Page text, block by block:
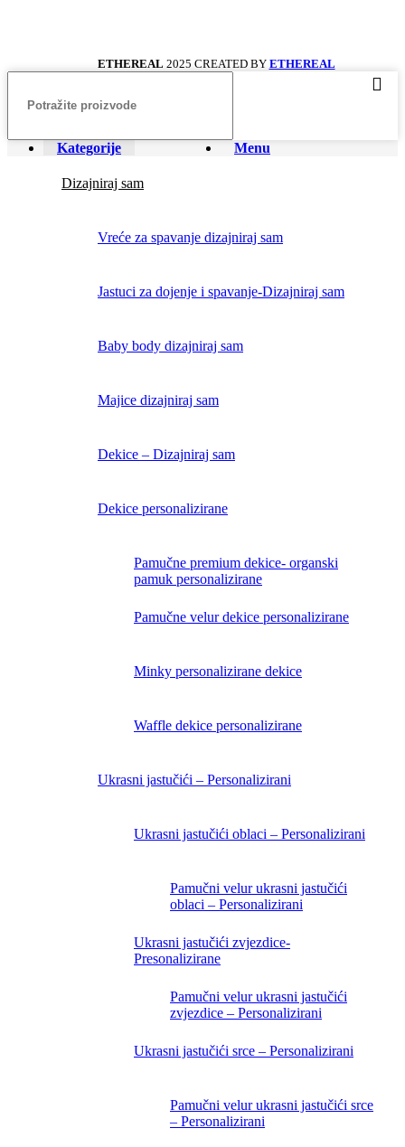
ETHEREAL 2025 CREATED BY ETHEREAL
Menu
Kategorije
Dizajniraj sam
Vreće za spavanje dizajniraj sam
Jastuci za dojenje i spavanje-Dizajniraj sam
Baby body dizajniraj sam
Majice dizajniraj sam
Dekice – Dizajniraj sam
Dekice personalizirane
Pamučne premium dekice- organski
pamuk personalizirane
Pamučne velur dekice personalizirane
Minky personalizirane dekice
Waffle dekice personalizirane
Ukrasni jastučići – Personalizirani
Ukrasni jastučići oblaci – Personalizirani
Pamučni velur ukrasni jastučići
oblaci – Personalizirani
Ukrasni jastučići zvjezdice-
Presonalizirane
Pamučni velur ukrasni jastučići
zvjezdice – Personalizirani
Ukrasni jastučići srce – Personalizirani
Pamučni velur ukrasni jastučići srce
– Personalizirani